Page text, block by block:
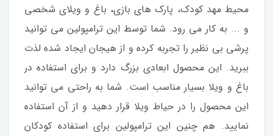
محیط مهد کودک، پارک های بازی، باغ و ویلای شخصی
و ... به کار می رود. شما توسط این ترامپولین می توانید
پرشی بی نظیر را تجربه کرده و از هیجان ایجاد شده لذت
ببرید. این محصول ابعادی بزرگ دارد و برای استفاده در
باغ و ویلا بسیار مناسب است. شما به راحتی می توانید
این محصول را در حیاط ویلا قرار دهید و از آن استفاده
نمایید. هم چنین این ترامپولین برای استفاده کودکان